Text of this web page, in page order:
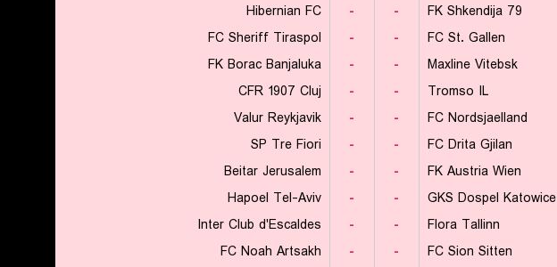
Hibernian FC
- - FK Shkendija 79
FC Sheriff Tiraspol
- - FC St. Gallen
FK Borac Banjaluka
- - Maxline Vitebsk
CFR 1907 Cluj
- - Tromso IL
Valur Reykjavik
- - FC Nordsjaelland
SP Tre Fiori
- - FC Drita Gjilan
Beitar Jerusalem
- - FK Austria Wien
Hapoel Tel-Aviv
- - GKS Dospel Katowice
Inter Club d'Escaldes
- - Flora Tallinn
FC Noah Artsakh
- - FC Sion Sitten